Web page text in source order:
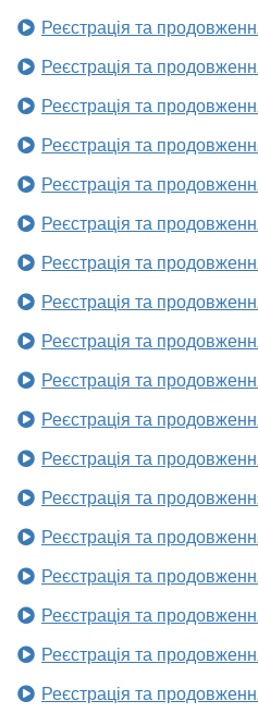
Реєстрація та
Реєстрація та
Реєстрація та
Реєстрація та
Реєстрація та
Реєстрація та
Реєстрація та
Реєстрація та
Реєстрація та
Реєстрація та
Реєстрація та
Реєстрація та
Реєстрація та
Реєстрація та
Реєстрація та
Реєстрація та
Реєстрація та
Реєстрація та